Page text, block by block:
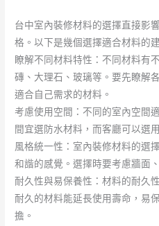
台中室內裝修材料的選擇直接影
格。以下是幾個選擇適合材料的建
瞭解不同材料特性：不同材料有
磚、大理石、玻璃等。要先瞭解
適合自己需求的材料。
考慮使用空間：不同的室內空間
間宜選防水材料，而客廳可以選
風格統一性：室內裝修材料的選
和諧的感覺。選擇時要考慮牆面
耐久性與易保養性：材料的耐久
耐久的材料能延長使用壽命，易
擔。